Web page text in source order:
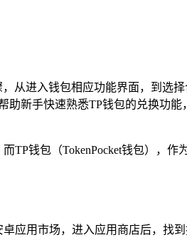
从进入钱包相应功能界面，到选
新手快速熟悉TP钱包的兑换功能
钱包（TokenPocket钱包），作
应用市场，进入应用商店后，找